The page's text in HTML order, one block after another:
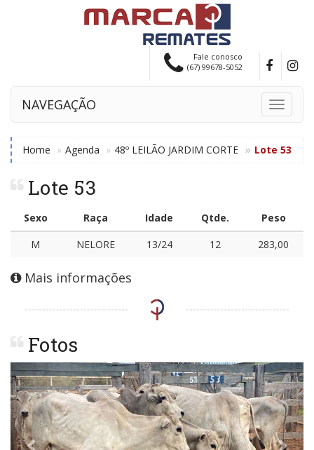
Fale conosco
(67) 99678-5052
Toggle
NAVEGAÇÃO
Home Agenda 48º LEILÃO JARDIM CORTE Lote 53
Lote 53
Sexo Raça Idade Qtde.
Peso
M
NELORE 13/24 12 283,00
Mais informações
Fotos
Previous Next